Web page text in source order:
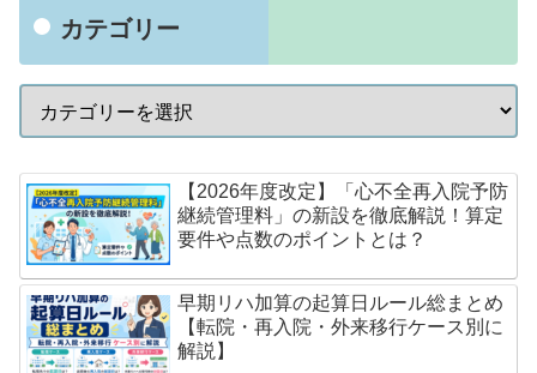
カテゴリー
【2026年度改定】「心不全再入院予防
継続管理料」の新設を徹底解説！算定
要件や点数のポイントとは？
早期リハ加算の起算日ルール総まとめ
【転院・再入院・外来移行ケース別に
解説】